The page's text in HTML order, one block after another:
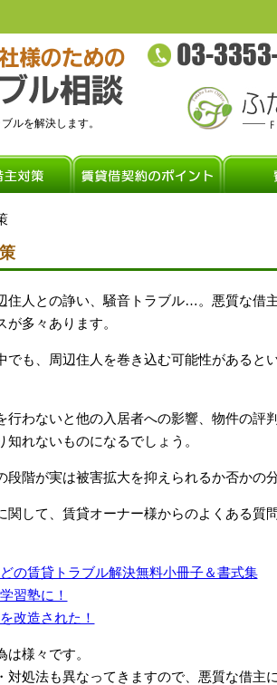
ルを解決します。
住人との諍い、騒音トラブル…。悪質な借
多々あります。
でも、周辺住人を巻き込む可能性があると
行わないと他の入居者への影響、物件の評
知れないものになるでしょう。
段階が実は被害拡大を抑えられるか否かの
関して、賃貸オーナー様からのよくある質
の賃貸トラブル解決無料小冊子＆書式集
習塾に！
改造された！
様々です。
対処法も異なってきますので、悪質な借主